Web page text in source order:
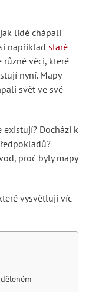
lidé chápali
například staré
věci, které
nyní. Mapy
svět ve své
existují? Dochází k
proč byly mapy
vysvětlují víc